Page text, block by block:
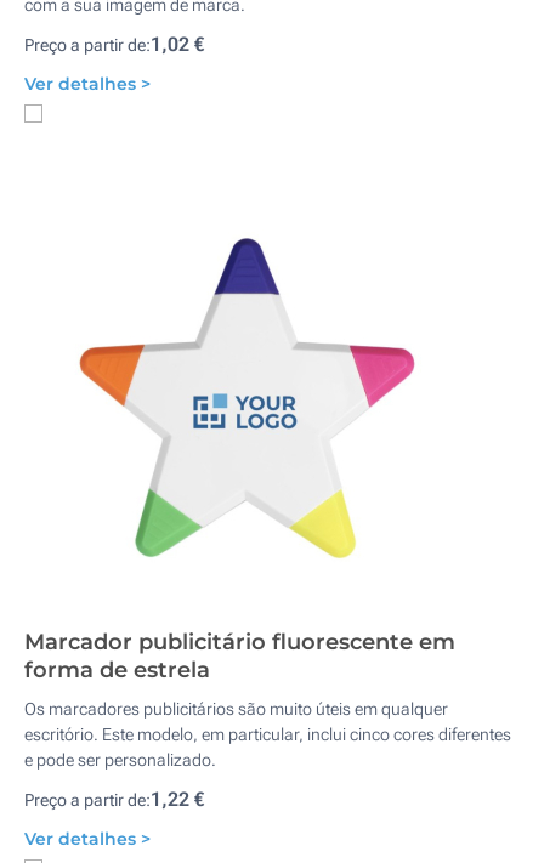
com a sua imagem de marca.
Preço a partir de:1,02 €
Ver detalhes >
Marcador publicitário fluorescente em
forma de estrela
Os marcadores publicitários são muito úteis em qualquer
escritório. Este modelo, em particular, inclui cinco cores diferentes
e pode ser personalizado.
Preço a partir de:1,22 €
Ver detalhes >